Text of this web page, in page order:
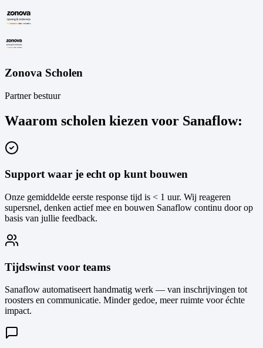
Zonova Scholen
Partner bestuur
Waarom scholen kiezen voor Sanaflow:
Support waar je echt op kunt bouwen
Onze gemiddelde eerste response tijd is < 1 uur. Wij reageren
supersnel, denken actief mee en bouwen Sanaflow continu door op
basis van jullie feedback.
Tijdswinst voor teams
Sanaflow automatiseert handmatig werk — van inschrijvingen tot
roosters en communicatie. Minder gedoe, meer ruimte voor échte
impact.